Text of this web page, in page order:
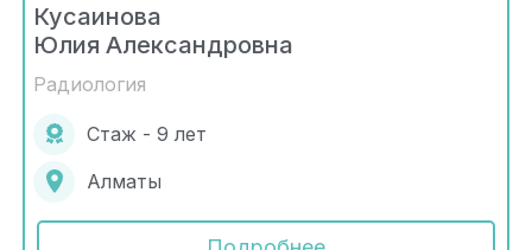
Кусаинова
Юлия Александровна
Радиология
Стаж - 9 лет
Алматы